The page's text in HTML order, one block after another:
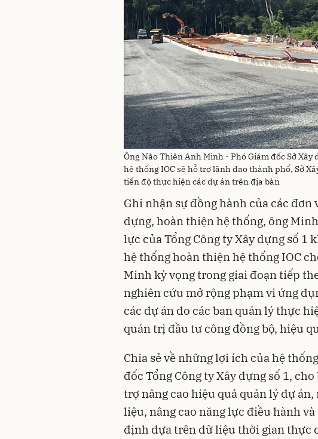
Ông Não Thiên Anh Minh - Phó Giám đốc Sở
hệ thống IOC sẽ hỗ trợ lãnh đạo thành phố, Sở
tiến độ thực hiện các dự án trên địa bàn
Ghi nhận sự đồng hành của các
dựng, hoàn thiện hệ thống, ông
lực của Tổng Công ty Xây dựng số 1
hệ thống hoàn thiện hệ thống IOC
Minh kỳ vọng trong giai đoạn tiếp
nghiên cứu mở rộng phạm vi ứng
các dự án do các ban quản lý thực
quản trị đầu tư công đồng bộ, hiệu
Chia sẻ về những lợi ích của hệ
đốc Tổng Công ty Xây dựng số 1,
trợ nâng cao hiệu quả quản lý dự
liệu, nâng cao năng lực điều hành
định dựa trên dữ liệu thời gian thực